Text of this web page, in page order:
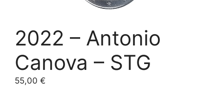
2022 – Antonio
Canova – STG
55,00 €